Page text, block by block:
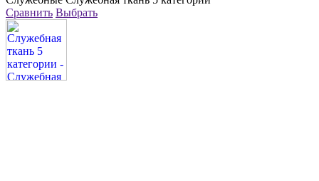
Сравнить Выбрать